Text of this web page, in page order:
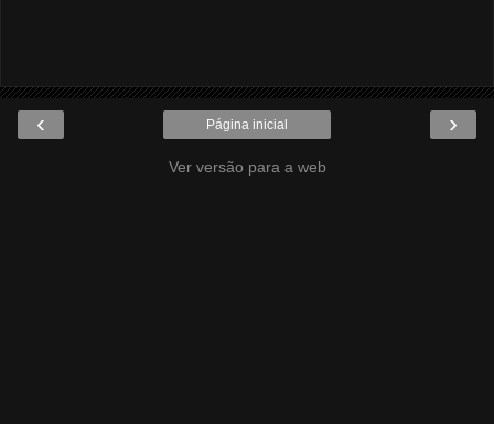
‹ ›
Página inicial
Ver versão para a web